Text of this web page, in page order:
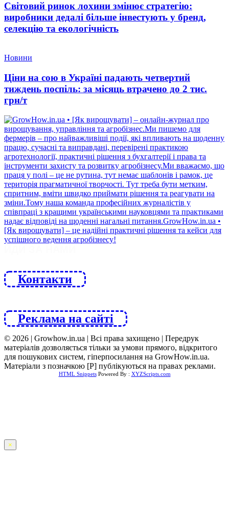
Світовий ринок лохини змінює стратегію:
виробники дедалі більше інвестують у бренд,
селекцію та екологічність
Новини
Ціни на сою в Україні падають четвертий
тиждень поспіль: за місяць втрачено до 2 тис.
грн/т
Контакти
Реклама на сайті
© 2026 | Growhow.in.ua | Всі права захищено | Передрук
матеріалів дозволяється тільки за умови прямого, відкритого
для пошукових систем, гіперпосилання на GrowHow.in.ua.
Матеріали з позначкою [Р] публікуються на правах реклами.
HTML SnippetsPowered By : XYZScripts.com
×